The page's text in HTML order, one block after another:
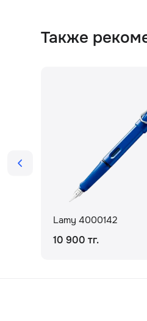
Также
Lamy 4000142
10 900 тг.